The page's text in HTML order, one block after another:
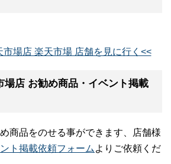
場店 楽天市場 店舗を見に行く<<
場店 お勧め商品・イベント掲載
商品をのせる事ができます、店舗様
ト掲載依頼フォーム よりご依頼くだ